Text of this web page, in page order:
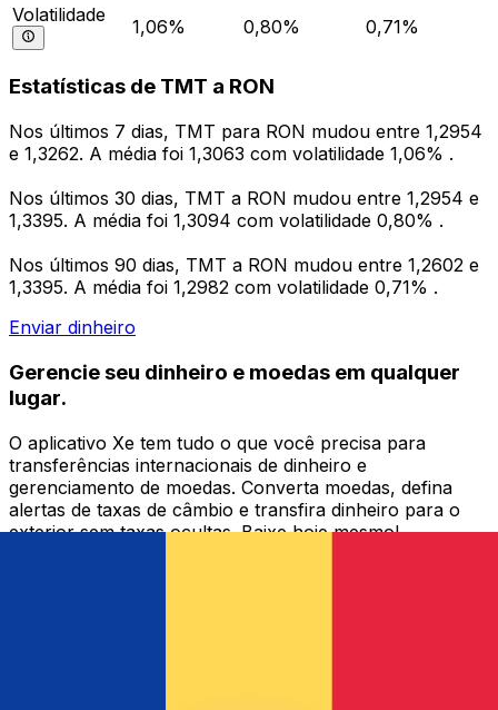
Volatilidade
1,06% 0,80% 0,71%
Estatísticas de TMT a RON
Nos últimos 7 dias, TMT para RON mudou entre 1,2954
e 1,3262. A média foi 1,3063 com volatilidade 1,06% .
Nos últimos 30 dias, TMT a RON mudou entre 1,2954 e
1,3395. A média foi 1,3094 com volatilidade 0,80% .
Nos últimos 90 dias, TMT a RON mudou entre 1,2602 e
1,3395. A média foi 1,2982 com volatilidade 0,71% .
Enviar dinheiro
Gerencie seu dinheiro e moedas em qualquer
lugar.
O aplicativo Xe tem tudo o que você precisa para
transferências internacionais de dinheiro e
gerenciamento de moedas. Converta moedas, defina
alertas de taxas de câmbio e transfira dinheiro para o
exterior sem taxas ocultas. Baixe hoje mesmo!